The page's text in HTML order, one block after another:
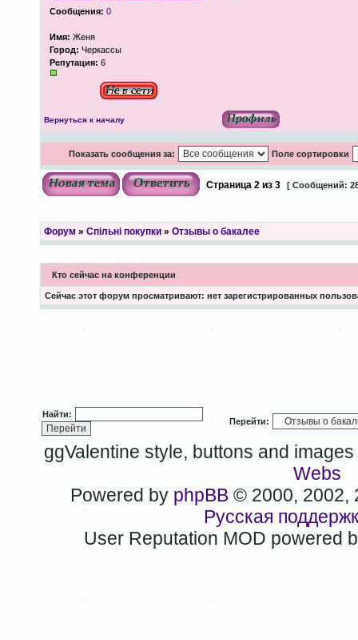
Сообщения: 0
Имя: Женя
Город: Черкассы
Репутация: 6
Вернуться к началу
Показать сообщения за: Поле сортировки
Страница 2из 3 [ Сообщений:
Форум » Спільні покупки» Отзывы о бакалее
Кто сейчас на конференции
Сейчас этот форум просматривают: нет зарегистрированных
Найти:
Перейти:
ggValentine style, buttons and
Webs
Powered by phpBB © 2000, 2002,
Русская
User Reputation MOD powered